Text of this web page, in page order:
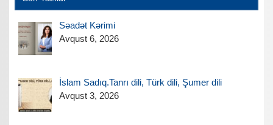
Səadət Kərimi
Avqust 6, 2026
İslam Sadıq.Tanrı dili, Türk dili, Şumer dili
Avqust 3, 2026